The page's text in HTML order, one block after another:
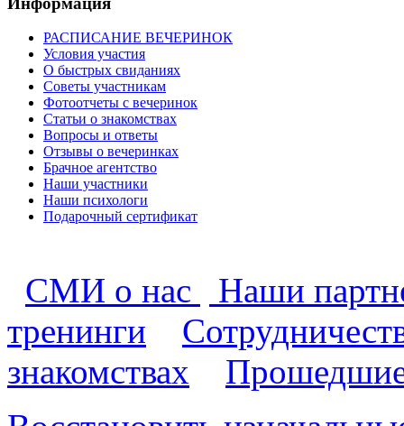
РАСПИСАНИЕ ВЕЧЕРИНОК
Условия участия
О быстрых свиданиях
Советы участникам
Фотоотчеты с вечеринок
Статьи о знакомствах
Вопросы и ответы
Отзывы о вечеринках
Брачное агентство
Наши участники
Наши психологи
Подарочный сертификат
СМИ о нас
Наши
тренинги
знакомствах